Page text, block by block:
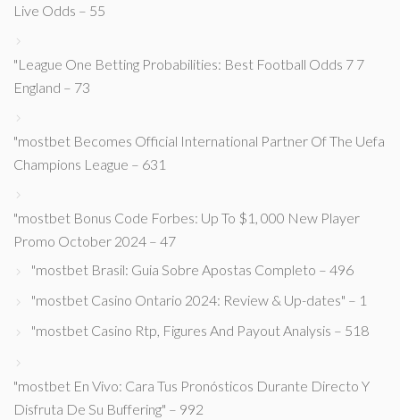
Live Odds – 55
"League One Betting Probabilities: Best Football Odds 7 7
England – 73
"mostbet Becomes Official International Partner Of The Uefa
Champions League – 631
"mostbet Bonus Code Forbes: Up To $1, 000 New Player
Promo October 2024 – 47
"mostbet Brasil: Guia Sobre Apostas Completo – 496
"mostbet Casino Ontario 2024: Review & Up-dates" – 1
"mostbet Casino Rtp, Figures And Payout Analysis – 518
"mostbet En Vivo: Cara Tus Pronósticos Durante Directo Y
Disfruta De Su Buffering" – 992